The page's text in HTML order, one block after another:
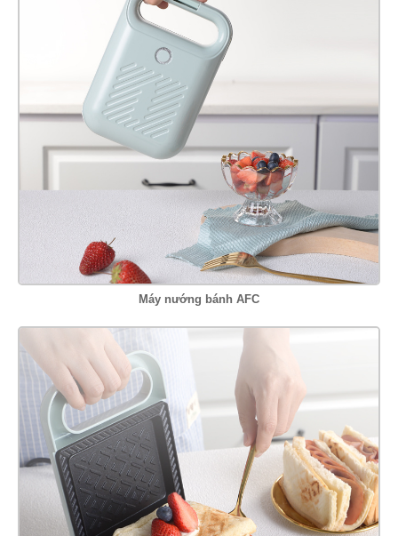
Máy nướng bánh AFC